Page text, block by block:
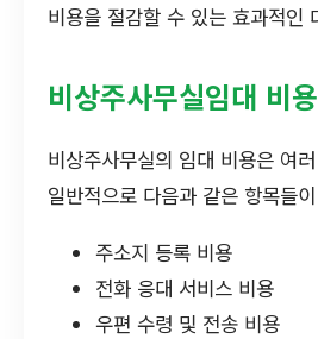
비용을 절감할 수 있는 효과적인
비상주사무실임대 비
비상주사무실의 임대 비용은 여
일반적으로 다음과 같은 항목들
주소지 등록 비용
전화 응대 서비스 비용
우편 수령 및 전송 비용